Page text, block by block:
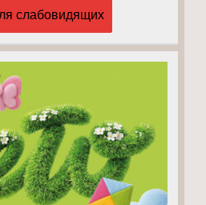
слабовидящих